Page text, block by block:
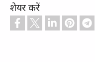
शेयर करें